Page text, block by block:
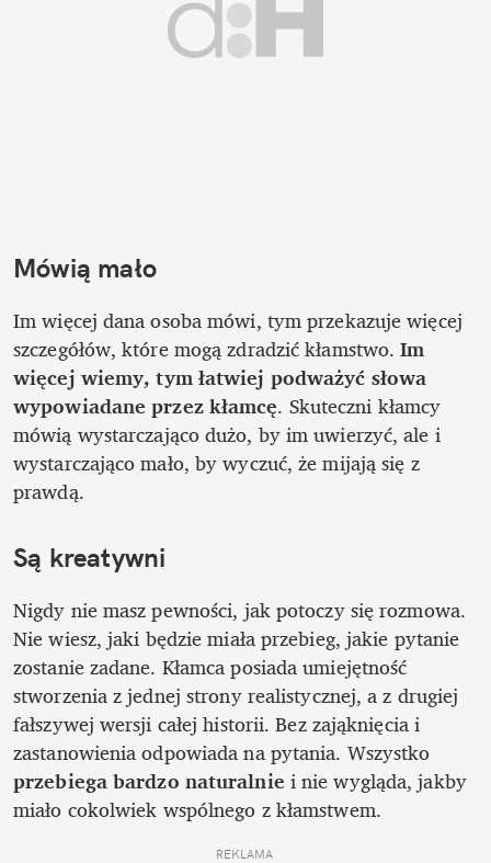
Mówią mało
Im więcej dana osoba mówi, tym przekazuje więcej
szczegółów, które mogą zdradzić kłamstwo. Im
więcej wiemy, tym łatwiej podważyć słowa
wypowiadane przez kłamcę. Skuteczni kłamcy
mówią wystarczająco dużo, by im uwierzyć, ale i
wystarczająco mało, by wyczuć, że mijają się z
prawdą.
Są kreatywni
Nigdy nie masz pewności, jak potoczy się rozmowa.
Nie wiesz, jaki będzie miała przebieg, jakie pytanie
zostanie zadane. Kłamca posiada umiejętność
stworzenia z jednej strony realistycznej, a z drugiej
fałszywej wersji całej historii. Bez zająknięcia i
przebiega bardzo naturalnie i nie wygląda, jakby
miało cokolwiek wspólnego z kłamstwem.
REKLAMA